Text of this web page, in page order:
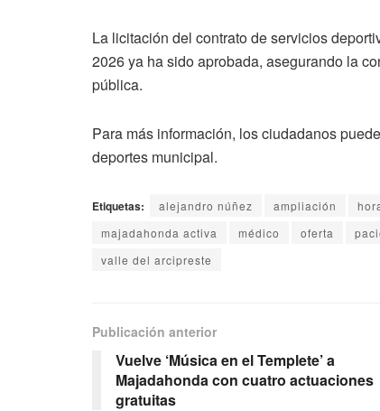
La licitación del contrato de servicios
2026 ya ha sido aprobada, asegurando la
pública.
Para más información, los ciudadanos
deportes municipal.
Etiquetas: alejandro núñez ampliación
majadahonda activa
médico oferta
valle del arcipreste
Publicación anterior
Vuelve ‘Música en el Templete’ a
Majadahonda con cuatro actuaciones
gratuitas